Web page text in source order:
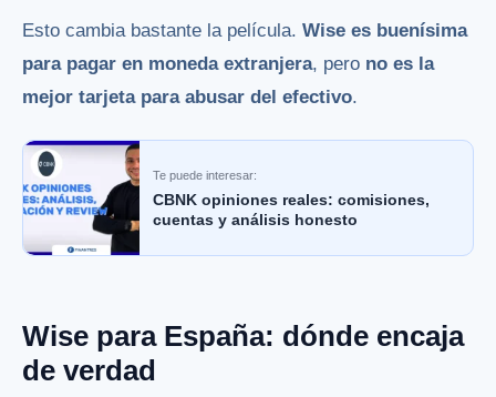
Esto cambia bastante la película. Wise es buenísima
para pagar en moneda extranjera, pero no es la
mejor tarjeta para abusar del efectivo.
Te puede interesar:
CBNK opiniones reales: comisiones,
cuentas y análisis honesto
Wise para España: dónde encaja
de verdad